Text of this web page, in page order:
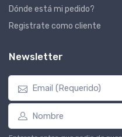
Dónde está mi pedido?
Registrate como cliente
Newsletter